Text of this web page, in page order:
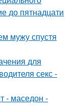
до пятнадцати
мужу спустя
для
секс -
- маседон -